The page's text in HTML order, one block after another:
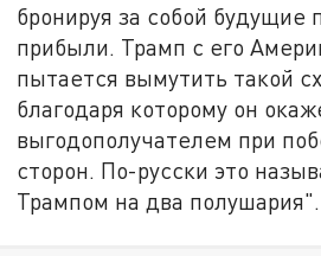
бронируя за собой будущие
прибыли. Трамп с его
пытается вымутить такой
благодаря которому он
выгодополучателем при
сторон. По-русски это
Трампом на два полушария".